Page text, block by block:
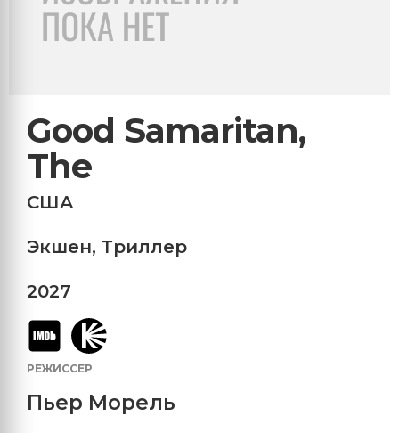
Good Samaritan,
The
США
Экшен, Триллер
2027
РЕЖИССЕР
Пьер Морель